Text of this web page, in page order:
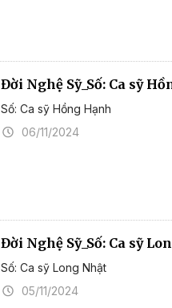
Đời Nghệ Sỹ_Số: Ca sỹ
Số: Ca sỹ Hồng Hạnh
06/11/2024
Đời Nghệ Sỹ_Số: Ca sỹ
Số: Ca sỹ Long Nhật
05/11/2024